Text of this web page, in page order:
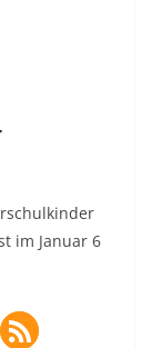
im Januar 6